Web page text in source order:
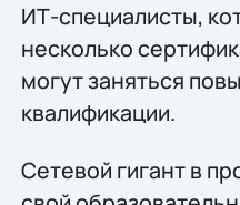
ИТ-специалисты,
несколько
могут заняться
квалификации.
Сетевой гигант в